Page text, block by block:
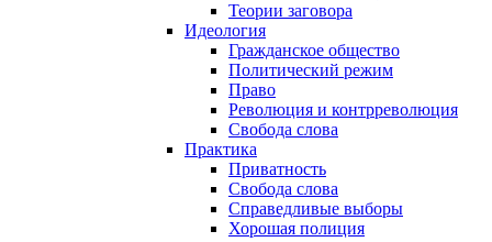
Теории заговора
Идеология
Гражданское общество
Политический режим
Право
Революция и контрреволюция
Свобода слова
Практика
Приватность
Свобода слова
Справедливые выборы
Хорошая полиция